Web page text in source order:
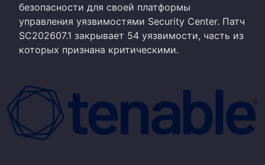
безопасности для своей платформы
управления уязвимостями Security Center. Патч
SC202607.1 закрывает 54 уязвимости, часть из
которых признана критическими.